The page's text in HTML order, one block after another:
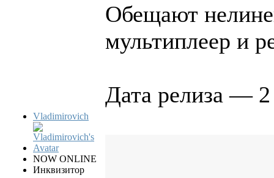
Vladimirovich
NOW ONLINE
Инквизитор
Обещают
мультиплеер и
Дата релиза — 2